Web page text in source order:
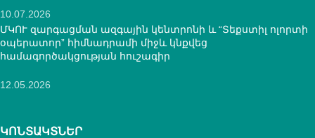
10.07.2026
ՄԿՈՒ զարգացման ազգային կենտրոնի և “Տեքստիլ ոլորտի
օպերատոր” հիմնադրամի միջև կնքվեց
համագործակցության հուշագիր
12.05.2026
ԿՈՆՏԱԿՏՆԵՐ